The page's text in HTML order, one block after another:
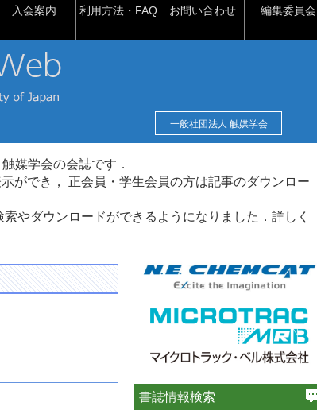
入会案内 利用方法・FAQ お問い合わせ 編集委員会
一般社団法人 触媒学会
媒学会の会誌です．
ができ， 正会員・学生会員の方は記事のダウンロー
やダウンロードができるようになりました．詳しく
書誌情報検索